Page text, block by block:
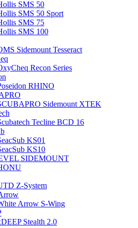
SMS 50
SMS 50 Sport
SMS 75
SMS 100
Sidemount Tesseract
Recon Series
RHINO
Sidemount XTEK
Tecline BCD 16
KS01
KS10
SIDEMOUNT
Z-System
Arrow S-Wing
Stealth 2.0